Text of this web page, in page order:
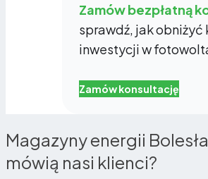
Zamów bezpłatną
sprawdź, jak obniżyć
inwestycji w
Zamów konsultację
Magazyny energii
mówią nasi klienci?